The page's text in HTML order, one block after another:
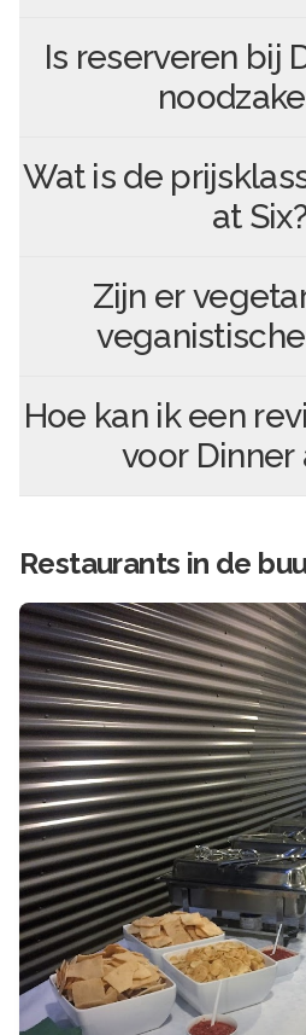
Is reserveren bij
Wat is de
at Six
Zijn er
Hoe kan ik een
voor Dinner
Restaurants in de